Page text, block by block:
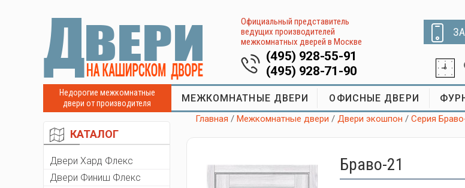
Официальный представитель
ведущих производителей
межкомнатных дверей в Москве
(495) 928-55-91
(495) 928-71-90
Недорогие межкомнатные
двери от производителя
МЕЖКОМНАТНЫЕ ДВЕРИ ОФИСНЫЕ ДВЕРИ
КАТАЛОГ
Двери Хард Флекс
Двери Финиш Флекс
Главная /Межкомнатные двери /Двери экошпон /Серия
Браво-21